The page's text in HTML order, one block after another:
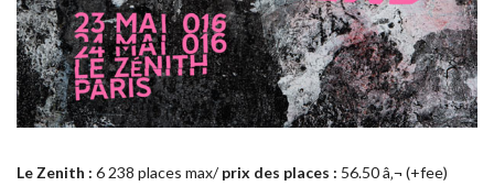
Le Zenith : 6 238 places max/prix des places : 56.50 â‚¬ (+fee)